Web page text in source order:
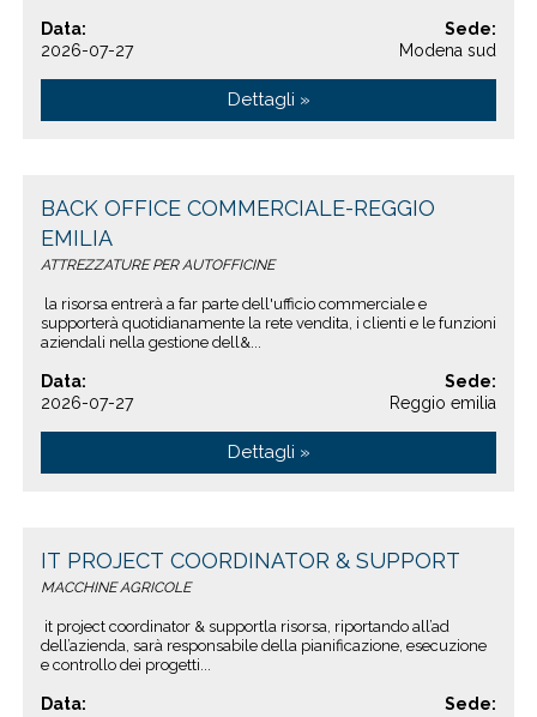
Data:
2026-07-27
Sede:
Modena sud
Dettagli »
BACK OFFICE COMMERCIALE-REGGIO
EMILIA
ATTREZZATURE PER AUTOFFICINE
la risorsa entrerà a far parte dell'ufficio commerciale e
supporterà quotidianamente la rete vendita, i clienti e le funzioni
aziendali nella gestione dell&...
Data:
2026-07-27
Sede:
Reggio emilia
Dettagli »
IT PROJECT COORDINATOR & SUPPORT
MACCHINE AGRICOLE
it project coordinator & supportla risorsa, riportando all’ad
dell’azienda, sarà responsabile della pianificazione, esecuzione
e controllo dei progetti...
Data:
Sede: